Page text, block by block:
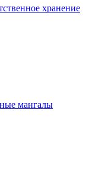
хранение
мангалы